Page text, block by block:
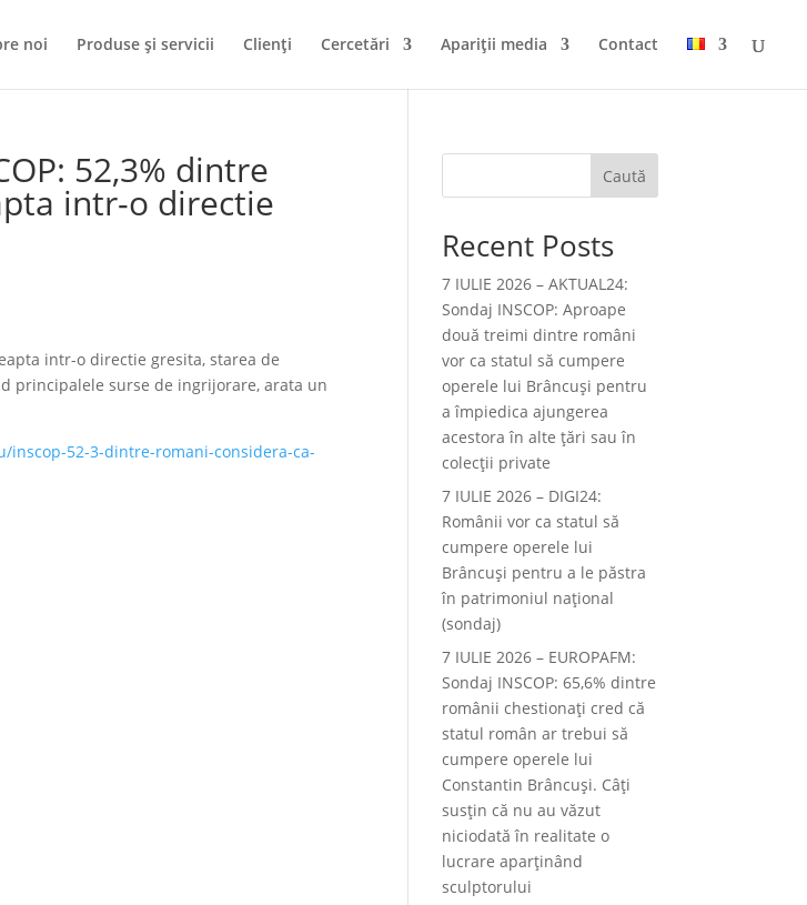
noi Produse și servicii Clienți Cercetări Apariții media Contact
52,3% dintre
intr-o directie
intr-o directie gresita, starea de
principalele surse de ingrijorare, arata un
52-3-dintre-romani-considera-ca-
Caută
Recent Posts
7 IULIE 2026 – AKTUAL24:
Sondaj INSCOP: Aproape
două treimi dintre români
vor ca statul să cumpere
operele lui Brâncuşi pentru
a împiedica ajungerea
acestora în alte ţări sau în
colecţii private
7 IULIE 2026 – DIGI24:
Românii vor ca statul să
cumpere operele lui
Brâncuși pentru a le păstra
în patrimoniul național
(sondaj)
7 IULIE 2026 – EUROPAFM:
Sondaj INSCOP: 65,6% dintre
românii chestionați cred că
statul român ar trebui să
cumpere operele lui
Constantin Brâncuși. Câți
susțin că nu au văzut
niciodată în realitate o
lucrare aparținând
sculptorului